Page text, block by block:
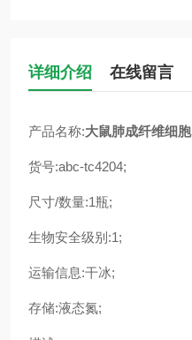
详细介绍 在线留言
产品名称:大鼠肺成纤维细胞
货号:abc-tc4204;
尺寸/数量:1瓶;
生物安全级别:1;
运输信息:干冰;
存储:液态氮;